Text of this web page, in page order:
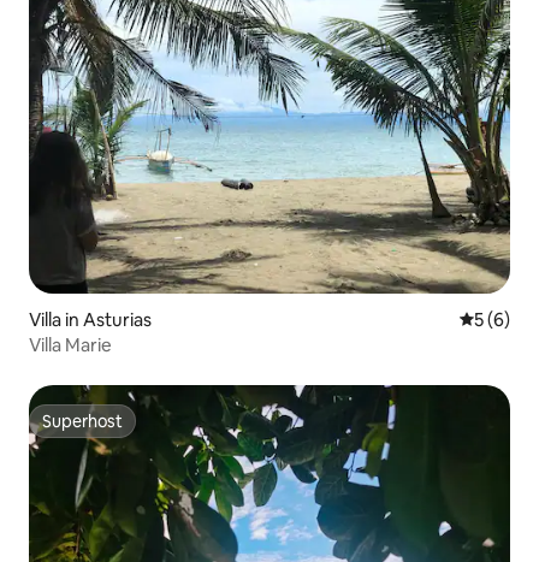
Villa in Asturias
5 (6)
Villa Marie
Superhost
Superhost